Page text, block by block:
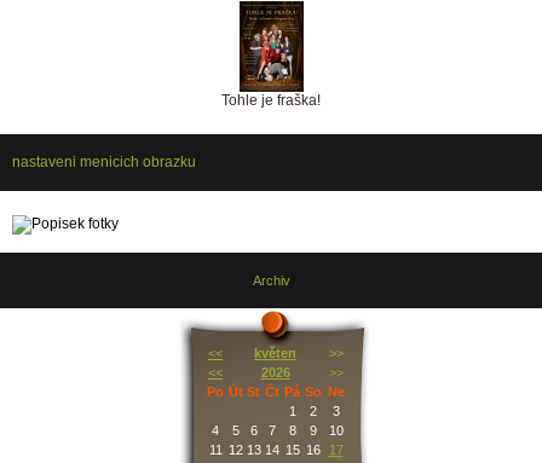
Tohle je fraška!
nastaveni menicich obrazku
Archiv
<< květen
>>
<<
2026
>>
Po Út St Čt Pá So Ne
1
2
3
4
5 6 7 8 9
10
11
12 13 14 15 16
17